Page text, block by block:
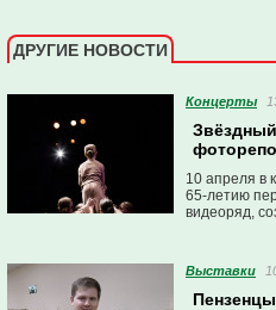
ДРУГИЕ НОВОСТИ
Концерты
10 апреля в
65-летию
видеоряд,
Выставки